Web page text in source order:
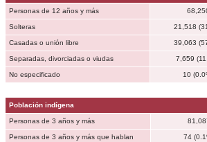
Personas de 12 años y más
Solteras 21,518
Casadas o unión libre 39,063
Separadas, divorciadas o viudas 7,659
No especificado 10
Población indígena
Personas de 3 años y más
Personas de 3 años y más que hablan
74